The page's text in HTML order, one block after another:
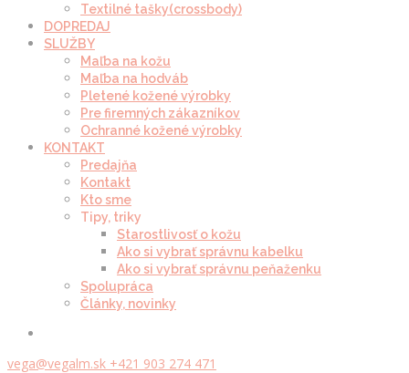
Textilné tašky(crossbody)
DOPREDAJ
SLUŽBY
Maľba na kožu
Maľba na hodváb
Pletené kožené výrobky
Pre firemných zákazníkov
Ochranné kožené výrobky
KONTAKT
Predajňa
Kontakt
Kto sme
Tipy, triky
Starostlivosť o kožu
Ako si vybrať správnu kabelku
Ako si vybrať správnu peňaženku
Spolupráca
Články, novinky
vega@vegalm.sk +421 903 274 471